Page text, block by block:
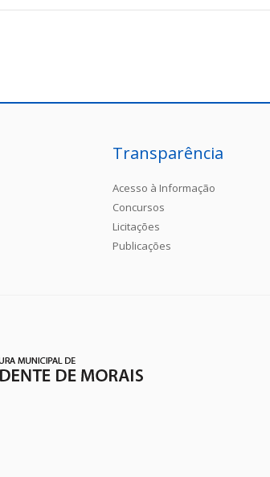
Transparência
Acesso à Informação
Concursos
Licitações
Publicações